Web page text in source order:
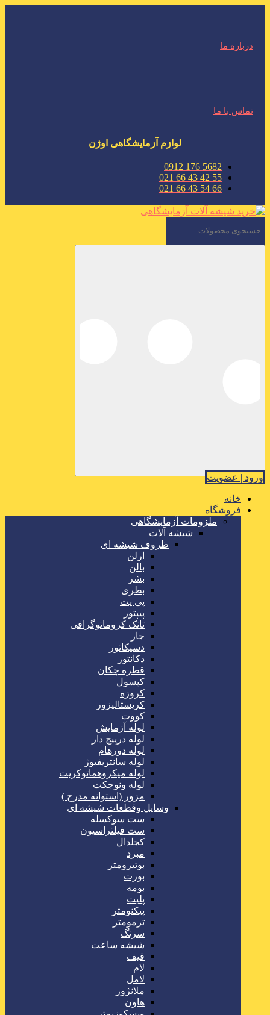
درباره ما
تماس با ما
لوازم آزمایشگاهی اوژن
5682 176 0912
55 42 43 66 021
66 54 43 66 021
ورود | عضویت
خانه
فروشگاه
ملزومات آزمایشگاهی
شیشه آلات
ظروف شیشه ای
ارلن
بالن
بشر
بطری
پی پت
پیپتور
تانک کروماتوگرافی
جار
دسیکاتور
دکانتور
قطره چکان
کپسول
کروزه
کریستالیزور
کووت
لوله آزمایش
لوله درپیچ دار
لوله دورهام
لوله سانتریفیوژ
لوله میکروهماتوکریت
لوله ونوجکت
مزور (استوانه مدرج )
وسایل وقطعات شیشه ای
ست سوکسله
ست فیلتراسیون
کجلدال
مبرد
بوتیرومتر
بورت
بومه
پلیت
پیکنومتر
ترمومتر
سرنگ
شیشه ساعت
قیف
لام
لامل
ملانژور
هاون